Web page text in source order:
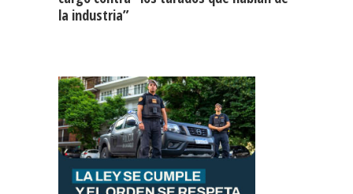
la industria”